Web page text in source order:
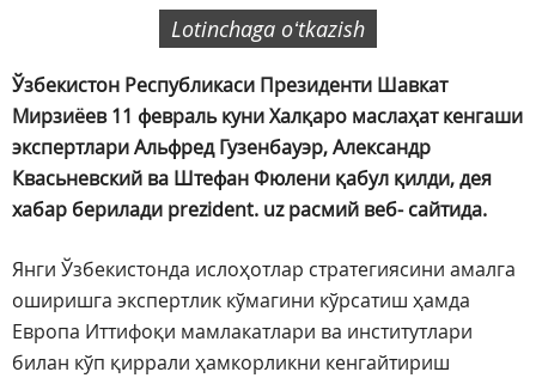
Lotinchaga oʻtkazish
Ўзбекистон Республикаси Президенти Шавкат
Мирзиёев 11 февраль куни Халқаро маслаҳат кенгаши
экспертлари Альфред Гузенбауэр, Александр
Квасьневский ва Штефан Фюлени қабул қилди, дея
хабар берилади prezident. uz расмий веб- сайтида.
Янги Ўзбекистонда ислоҳотлар стратегиясини амалга
оширишга экспертлик кўмагини кўрсатиш ҳамда
Европа Иттифоқи мамлакатлари ва институтлари
билан кўп қиррали ҳамкорликни кенгайтириш